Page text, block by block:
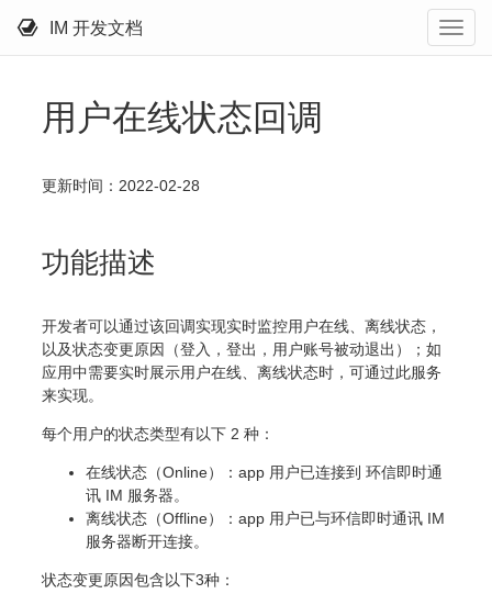
IM 开发文档
用户在线状态回调
更新时间：2022-02-28
功能描述
开发者可以通过该回调实现实时监控用户在线、离线状态，
以及状态变更原因（登入，登出，用户账号被动退出）；如
应用中需要实时展示用户在线、离线状态时，可通过此服务
来实现。
每个用户的状态类型有以下 2 种：
在线状态（Online）：app 用户已连接到 环信即时通
讯 IM 服务器。
离线状态（Offline）：app 用户已与环信即时通讯 IM
服务器断开连接。
状态变更原因包含以下3种：